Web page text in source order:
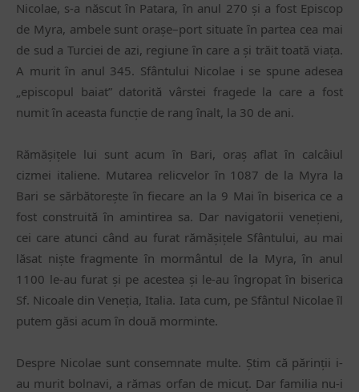
Nicolae, s-a născut ȋn Patara, ȋn anul 270 și a fost Episcop
de Myra, ambele sunt orașe–port situate ȋn partea cea mai
de sud a Turciei de azi, regiune ȋn care a și trăit toată viața.
A murit ȋn anul 345. Sfântului Nicolae i se spune adesea
„episcopul baiat” datorită vârstei fragede la care a fost
numit ȋn aceasta funcție de rang ȋnalt, la 30 de ani.
Rămășițele lui sunt acum ȋn Bari, oraș aflat ȋn calcâiul
cizmei italiene. Mutarea relicvelor ȋn 1087 de la Myra la
Bari se sărbătorește ȋn fiecare an la 9 Mai ȋn biserica ce a
fost construită ȋn amintirea sa. Dar navigatorii venețieni,
cei care atunci când au furat rămășițele Sfântului, au mai
lăsat niște fragmente ȋn mormântul de la Myra, ȋn anul
1100 le-au furat și pe acestea și le-au ȋngropat ȋn biserica
Sf. Nicoale din Veneția, Italia. Iata cum, pe Sfântul Nicolae ȋl
putem găsi acum ȋn două morminte.
Despre Nicolae sunt consemnate multe. Știm că părinții i-
au murit bolnavi, a rămas orfan de micuț. Dar familia nu-i